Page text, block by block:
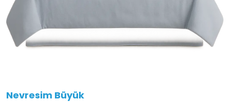
Nevresim Büyük